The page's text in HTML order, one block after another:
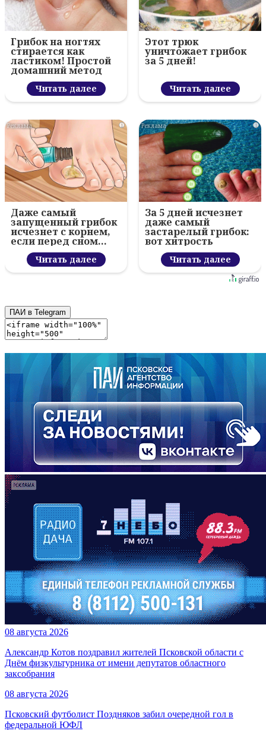
Грибок на ногтях
стирается как
ластиком! Простой
домашний метод
Читать далее
Этот трюк
уничтожает грибок
за 5 дней!
Читать далее
i
Даже самый
запущенный грибок
исчезнет с корнем,
если перед сном…
Читать далее
i
За 5 дней исчезнет
даже самый
застарелый грибок:
вот хитрость
Читать далее
ПАИ в Telegram
08 августа 2026
Александр Котов поздравил жителей Псковской области с
Днём физкультурника от имени депутатов областного
заксобрания
08 августа 2026
Псковский футболист Поздняков забил очередной гол в
федеральной ЮФЛ